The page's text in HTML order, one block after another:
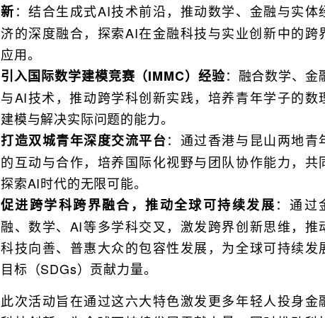
新：结合生成式AI技术前沿，推动数学、金融与实体
济的深度融合，探索AI在金融科技与实业创新中的跨
应用。
引入国际数学建模竞赛（IMMC）经验：融合数学、金
与AI技术，推动跨学科创新实践，培养青年学子的数
建模与解决实际问题的能力。
打造双城青年深度交流平台：通过香港与昆山两地青
的互动与合作，培养国际化视野与团队协作能力，共
探索AI时代的无限可能。
促进跨学科跨界融合，推动全球可持续发展：通过
融、数学、AI等多学科交叉，激发跨界创新思维，推
科技向善、普惠大众的包容性发展，为全球可持续发
目标（SDGs）贡献力量。
此次活动旨在通过这六大特色激发更多年轻人投身金